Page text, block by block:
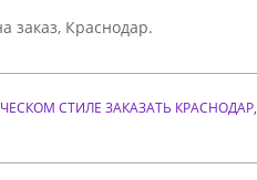
заказ, Краснодар.
СТИЛЕ ЗАКАЗАТЬ КРАСНОДАР,